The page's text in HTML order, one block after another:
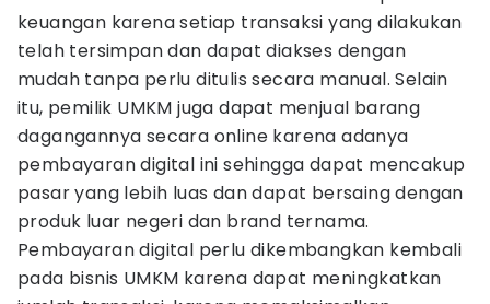
keuangan karena setiap transaksi yang dilakukan
telah tersimpan dan dapat diakses dengan
mudah tanpa perlu ditulis secara manual. Selain
itu, pemilik UMKM juga dapat menjual barang
dagangannya secara online karena adanya
pembayaran digital ini sehingga dapat mencakup
pasar yang lebih luas dan dapat bersaing dengan
produk luar negeri dan brand ternama.
Pembayaran digital perlu dikembangkan kembali
pada bisnis UMKM karena dapat meningkatkan